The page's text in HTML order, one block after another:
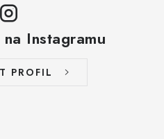
A DOCHUCENÉ /
Instagramu
PROFIL